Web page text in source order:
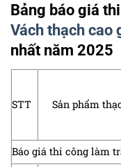
Bảng báo giá
Vách thạch cao
nhất năm 2025
STT Sản phẩm
Báo giá thi công làm